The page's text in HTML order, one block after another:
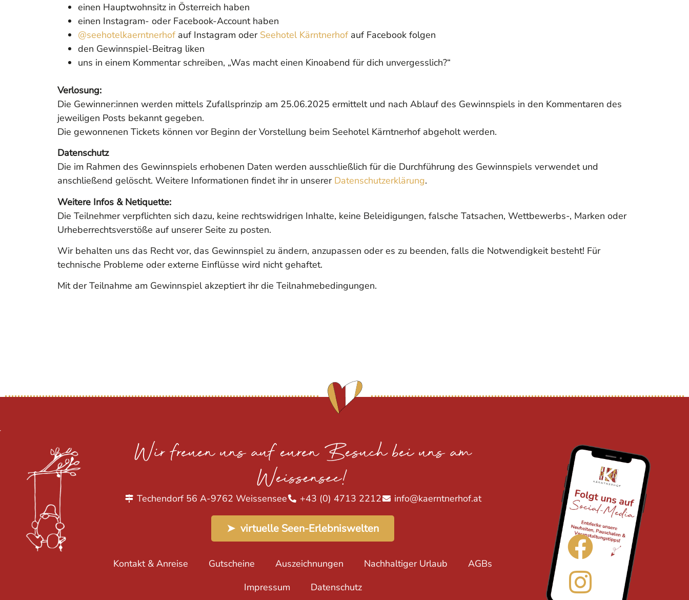
einen Hauptwohnsitz in Österreich haben
einen Instagram- oder Facebook-Account haben
@seehotelkaerntnerhof auf Instagram oder Seehotel Kärntnerhof auf Facebook folgen
den Gewinnspiel-Beitrag liken
uns in einem Kommentar schreiben, „Was macht einen Kinoabend für dich unvergesslich?“
Verlosung:
Die Gewinner:innen werden mittels Zufallsprinzip am 25.06.2025 ermittelt und nach Ablauf des Gewinnspiels in den Kommentaren des
jeweiligen Posts bekannt gegeben.
Die gewonnenen Tickets können vor Beginn der Vorstellung beim Seehotel Kärntnerhof abgeholt werden.
Datenschutz
Die im Rahmen des Gewinnspiels erhobenen Daten werden ausschließlich für die Durchführung des Gewinnspiels verwendet und
anschließend gelöscht. Weitere Informationen findet ihr in unserer Datenschutzerklärung.
Weitere Infos & Netiquette:
Die Teilnehmer verpflichten sich dazu, keine rechtswidrigen Inhalte, keine Beleidigungen, falsche Tatsachen, Wettbewerbs-, Marken oder
Urheberrechtsverstöße auf unserer Seite zu posten.
Wir behalten uns das Recht vor, das Gewinnspiel zu ändern, anzupassen oder es zu beenden, falls die Notwendigkeit besteht! Für
technische Probleme oder externe Einflüsse wird nicht gehaftet.
Mit der Teilnahme am Gewinnspiel akzeptiert ihr die Teilnahmebedingungen.
Wir freuen uns auf euren Besuch bei uns am
Weissensee!
Techendorf 56 A-9762 Weissensee +43 (0) 4713 2212 info@kaerntnerhof.at
➤ virtuelle Seen-Erlebniswelten
Kontakt & Anreise Gutscheine Auszeichnungen Nachhaltiger Urlaub
AGBs
Impressum
Datenschutz